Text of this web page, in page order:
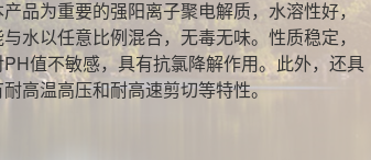
适用于活性，中性等阴离子染料的染色或印花的
固色处理。对活性染料固色效果尤佳。